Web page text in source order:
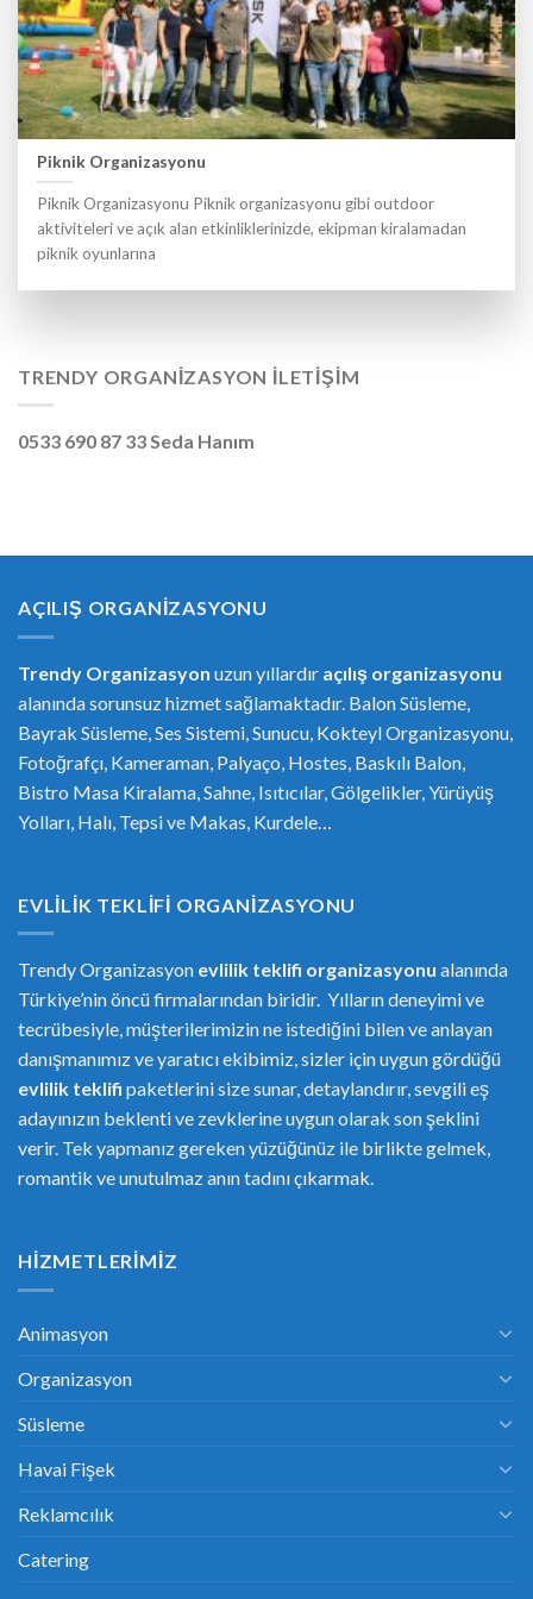
Piknik Organizasyonu
Piknik Organizasyonu Piknik organizasyonu gibi outdoor
aktiviteleri ve açık alan etkinliklerinizde, ekipman kiralamadan
piknik oyunlarına
TRENDY ORGANIZASYON İLETIŞIM
0533 690 87 33 Seda Hanım
AÇILIŞ ORGANIZASYONU
Trendy Organizasyon uzun yıllardır açılış organizasyonu
alanında sorunsuz hizmet sağlamaktadır. Balon Süsleme,
Bayrak Süsleme, Ses Sistemi, Sunucu, Kokteyl Organizasyonu,
Fotoğrafçı, Kameraman, Palyaço, Hostes, Baskılı Balon,
Bistro Masa Kiralama, Sahne, Isıtıcılar, Gölgelikler, Yürüyüş
Yolları, Halı, Tepsi ve Makas, Kurdele…
EVLILIK TEKLIFI ORGANIZASYONU
Trendy Organizasyon evlilik teklifi organizasyonu alanında
Türkiye’nin öncü firmalarından biridir. Yılların deneyimi ve
tecrübesiyle, müşterilerimizin ne istediğini bilen ve anlayan
danışmanımız ve yaratıcı ekibimiz, sizler için uygun gördüğü
evlilik teklifi paketlerini size sunar, detaylandırır, sevgili eş
adayınızın beklenti ve zevklerine uygun olarak son şeklini
verir. Tek yapmanız gereken yüzüğünüz ile birlikte gelmek,
romantik ve unutulmaz anın tadını çıkarmak.
HIZMETLERIMIZ
Animasyon
Organizasyon
Süsleme
Havai Fişek
Reklamcılık
Catering